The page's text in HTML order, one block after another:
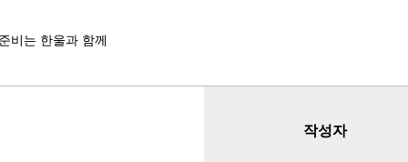
비는 한울과 함께
작성자